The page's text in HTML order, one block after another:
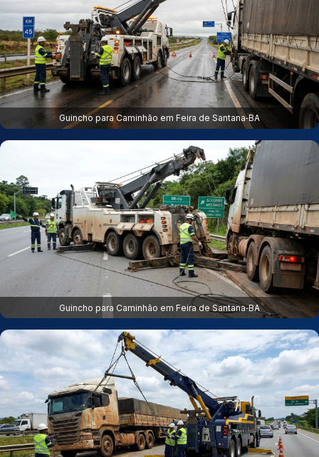
Guincho para Caminhão em Feira de Santana‑BA
Guincho para Caminhão em Feira de Santana‑BA